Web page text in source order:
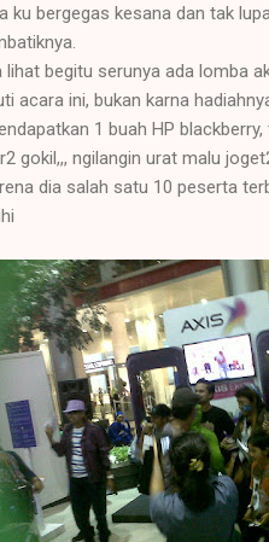
ku bergegas kesana dan tak
begitu serunya ada lomba
acara ini, bukan karna
1 buah HP
gokil,,, ngilangin urat malu
dia salah satu 10 peserta